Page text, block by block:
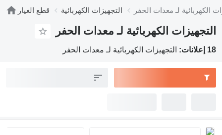
قطع الغيار التجهيزات الكهربائية الكهربائية لـ معدات الحفر
التجهيزات الكهربائية لـ معدات الحفر
18 إعلانات: التجهيزات الكهربائية لـ معدات الحفر